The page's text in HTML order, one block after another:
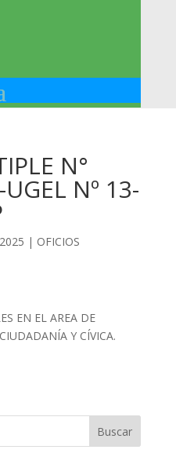
N°
Nº 13-
| OFICIOS
EN EL AREA DE
Y CÍVICA.
Buscar